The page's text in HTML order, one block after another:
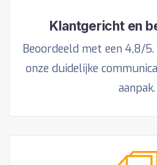
Klantgericht en
Beoordeeld met een 4,8/
onze duidelijke
aanpak.